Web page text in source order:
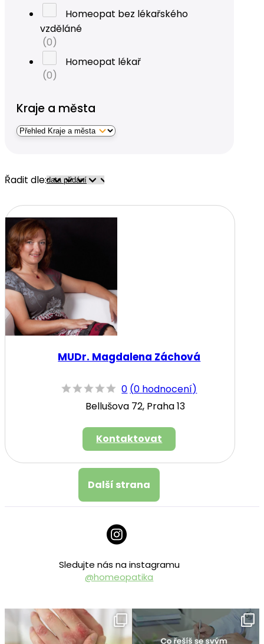
Homeopat bez lékařského
vzděláné
(0)
Homeopat lékař
(0)
Kraje a města
Řadit dle:
MUDr. Magdalena Záchová
0 (0 hodnocení)
Bellušova 72, Praha 13
Kontaktovat
Další strana
Sledujte nás na instagramu
@homeopatika
homeopatika.cz
Čvc 25
homeopatika.cz
Čvc 16